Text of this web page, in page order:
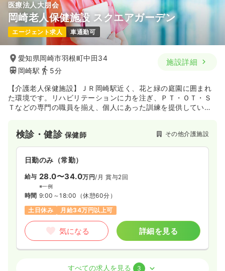
医療法人大朋会
岡崎老人保健施設 スクエアガーデン
エージェント求人 車通勤可
愛知県岡崎市羽根町中田34
岡崎駅
5分
施設詳細
【介護老人保健施設】ＪＲ岡崎駅近く、花と緑の庭園に囲まれ
た環境です。リハビリテーションに力を注ぎ、ＰＴ・ＯＴ・Ｓ
Ｔなどの専門の職員を揃え、個人にあった訓練を提供していま
検診・健診 保健師 その他介護施設
日勤のみ（常勤）
給与 28.0〜34.0万円/月 賞与2回
※一例
時間 9:00～18:00 （休憩60分）
土日休み
月給34万円以上可
気になる 詳細を見る
介護・福祉系正・准看護師
すべての求人を見る 3